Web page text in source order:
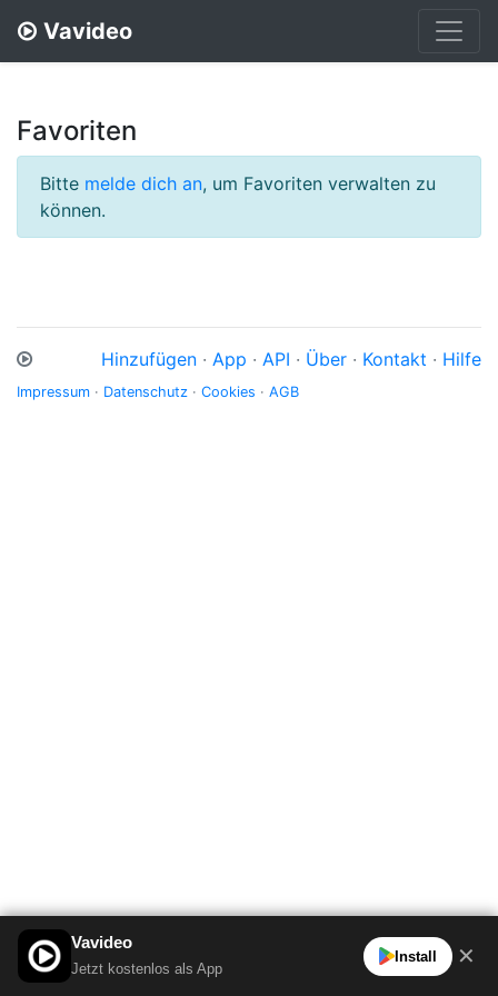
Vavideo
Favoriten
Bitte melde dich an, um Favoriten verwalten zu
können.
Hinzufügen · App · API · Über · Kontakt · Hilfe
Impressum · Datenschutz · Cookies · AGB
Vavideo
Jetzt kostenlos als App
Install ✕